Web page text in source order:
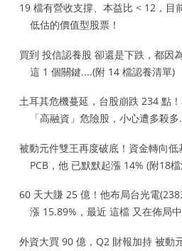
19 檔有營收支撐、本益比 < 12，目
低估的價值型股票！
買到 投信認養股 卻還是下跌，都因
這 1 個關鍵....(附 14 檔認養清單)
土耳其危機蔓延，台股崩跌 234 點
「高融資」危險股，小心遭多殺多
被動元件雙王再度破底！資金轉向低
PCB，他 已默默起漲 14% (附18
60 天大賺 25 億！他布局台光電
漲 15.89%，最近 這檔 又在佈局
外資大買 90 億，Q2 財報加持 被動